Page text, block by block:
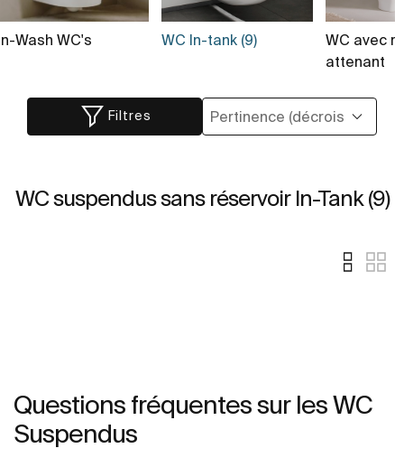
Wash WC's WC In-tank (9)
WC avec
attenant
Filtres
WC suspendus sans réservoir In-Tank (9)
Questions fréquentes sur les WC
Suspendus